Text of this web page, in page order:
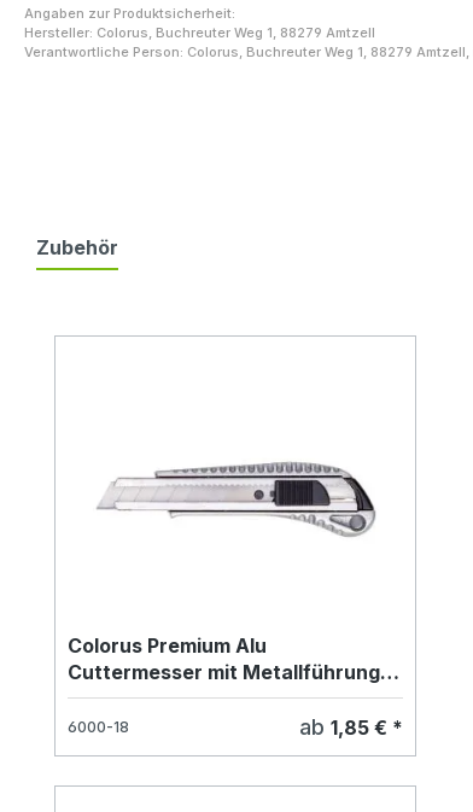
Angaben zur Produktsicherheit:
Hersteller: Colorus, Buchreuter Weg 1, 88279 Amtzell
Verantwortliche Person: Colorus, Buchreuter Weg 1, 88279 Amtzell,
Zubehör
Colorus Premium Alu
Cuttermesser mit Metallführung
18mm
6000-18 ab 1,85 € *